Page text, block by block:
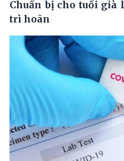
Chuẩn bị cho tuổi già
trì hoãn